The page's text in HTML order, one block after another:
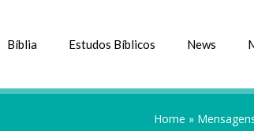
Bíblia Estudos Bíblicos News
Home »